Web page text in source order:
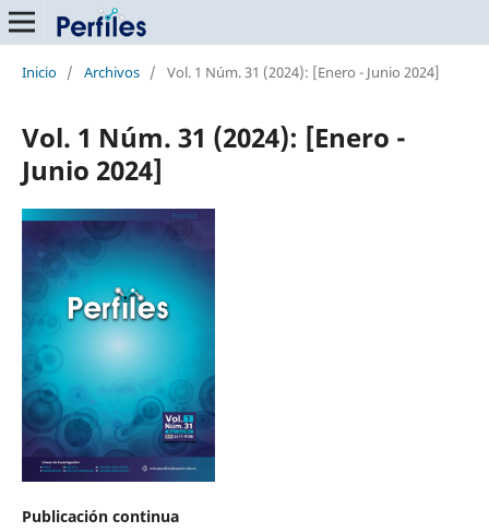
Inicio / Archivos / Vol. 1 Núm. 31 (2024): [Enero - Junio 2024]
Vol. 1 Núm. 31 (2024): [Enero -
Junio 2024]
Publicación continua